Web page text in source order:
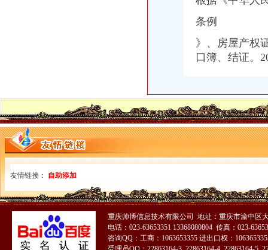
条例
》、房屋产权
口簿、结证。
友情链接： 自助添加
重庆帅博信息技术有限公司 地址：重庆市渝中区
电话：023-63653351 13368080804 传真：023-
咨询QQ：工商：1063653355 进出口权：